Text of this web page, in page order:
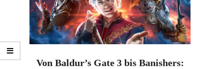
Von Baldur’s Gate 3 bis Banishers: